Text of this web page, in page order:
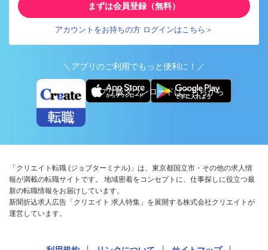
まずは会員登録（無料）
アカウントをお持ちの方 ログインはこちら＞
＼アプリのご利用でもっと便利に！／
アプリ版ダウンロードはこちらから
「クリエイト転職 (ジョブターミナル)」は、東京都国立市・その他の求人情
報が満載の転職サイトです。 地域密着をコンセプトに、仕事探しに役立つ最
新の転職情報をお届けしています。
新聞折込求人広告「クリエイト 求人特集」を展開する株式会社クリエイトが
運営しています。